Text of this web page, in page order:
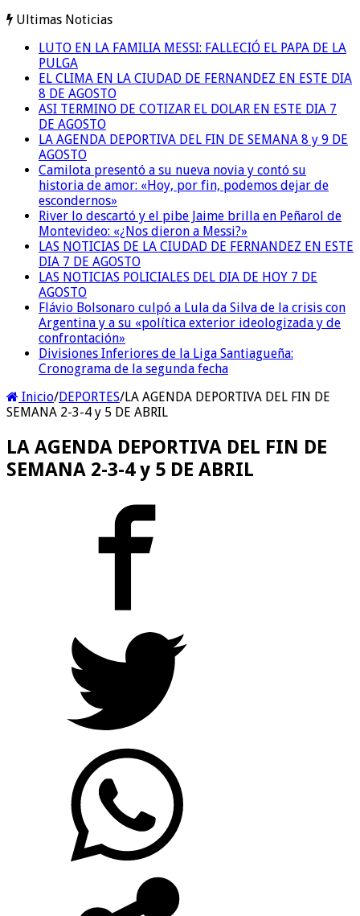
Ultimas Noticias
LUTO EN LA FAMILIA MESSI: FALLECIÓ EL PAPA DE LA
PULGA
EL CLIMA EN LA CIUDAD DE FERNANDEZ EN ESTE DIA
8 DE AGOSTO
ASI TERMINO DE COTIZAR EL DOLAR EN ESTE DIA 7
DE AGOSTO
LA AGENDA DEPORTIVA DEL FIN DE SEMANA 8 y 9 DE
AGOSTO
Camilota presentó a su nueva novia y contó su
historia de amor: «Hoy, por fin, podemos dejar de
escondernos»
River lo descartó y el pibe Jaime brilla en Peñarol de
Montevideo: «¿Nos dieron a Messi?»
LAS NOTICIAS DE LA CIUDAD DE FERNANDEZ EN ESTE
DIA 7 DE AGOSTO
LAS NOTICIAS POLICIALES DEL DIA DE HOY 7 DE
AGOSTO
Flávio Bolsonaro culpó a Lula da Silva de la crisis con
Argentina y a su «política exterior ideologizada y de
confrontación»
Divisiones Inferiores de la Liga Santiagueña:
Cronograma de la segunda fecha
Inicio/DEPORTES/LA AGENDA DEPORTIVA DEL FIN DE
SEMANA 2-3-4 y 5 DE ABRIL
LA AGENDA DEPORTIVA DEL FIN DE
SEMANA 2-3-4 y 5 DE ABRIL